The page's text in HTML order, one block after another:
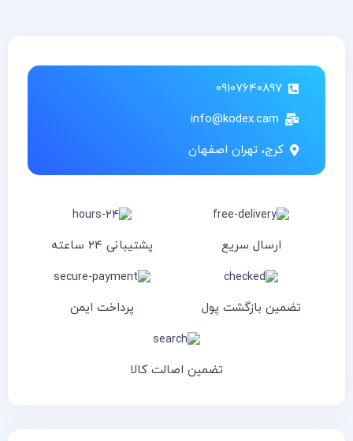
۰۹۱۰۷۶۴۰۸۹۷
info@kodex.cam
کرج، تهران اصفهان
ارسال سریع پشتیبانی ۲۴ ساعته
تضمین بازگشت پول پرداخت ایمن
تضمین اصالت کالا